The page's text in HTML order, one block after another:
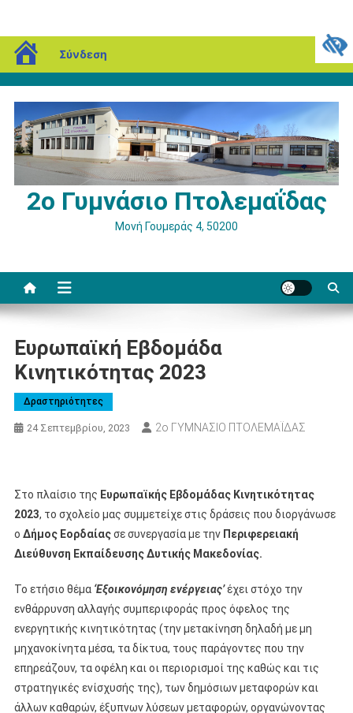
blogs.sch.gr
Σύνδεση
Μεταπηδήστε
στο
περιεχόμενο
2ο Γυμνάσιο Πτολεμαΐδας
Μονή Γουμεράς 4, 50200
Ευρωπαϊκή Εβδομάδα
Κινητικότητας 2023
Δραστηριότητες
24 Σεπτεμβρίου, 2023 2ο ΓΥΜΝΑΣΙΟ ΠΤΟΛΕΜΑΪΔΑΣ
Στο πλαίσιο της Ευρωπαϊκής Εβδομάδας Κινητικότητας
2023, το σχολείο μας συμμετείχε στις δράσεις που διοργάνωσε
ο Δήμος Εορδαίαςσε συνεργασία με την Περιφερειακή
Διεύθυνση Εκπαίδευσης Δυτικής Μακεδονίας.
Το ετήσιο θέμα ‘Εξοικονόμηση ενέργειας’έχει στόχο την
ενθάρρυνση αλλαγής συμπεριφοράς προς όφελος της
ενεργητικής κινητικότητας (την μετακίνηση δηλαδή με μη
μηχανοκίνητα μέσα, τα δίκτυα, τους παράγοντες που την
επηρεάζουν, τα οφέλη και οι περιορισμοί της καθώς και τις
στρατηγικές ενίσχυσής της), των δημόσιων μεταφορών και
άλλων καθαρών, έξυπνων λύσεων μεταφορών, οργανώνοντας